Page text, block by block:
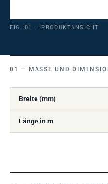
FIG. 01 — PRODUKTANSICHT
MASSE UND
Breite (mm)
Länge in m